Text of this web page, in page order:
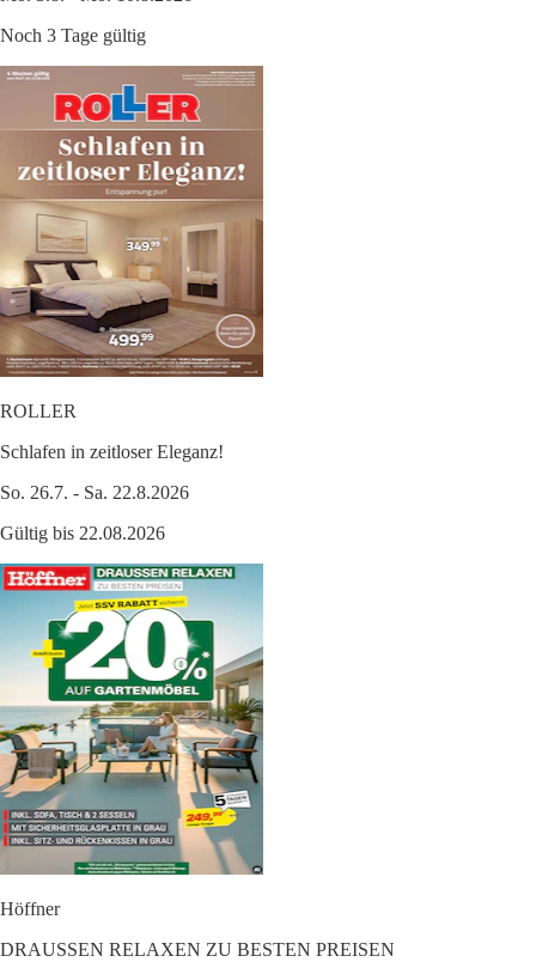
Noch 3 Tage gültig
ROLLER
Schlafen in zeitloser Eleganz!
So. 26.7. - Sa. 22.8.2026
Gültig bis 22.08.2026
Höffner
DRAUSSEN RELAXEN ZU BESTEN PREISEN